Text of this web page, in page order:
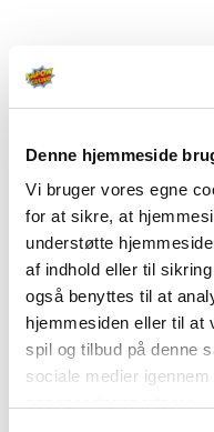
Denne hjemmeside
Vi bruger vores egne
for at sikre, at
understøtte
af indhold eller til
også benyttes til at
hjemmesiden eller til at
spil og tilbud på denne
sociale medier